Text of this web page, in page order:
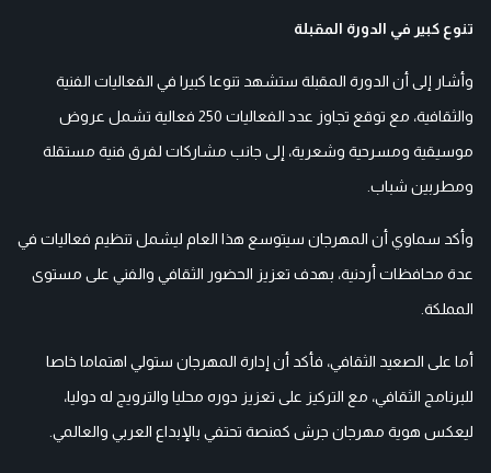
تنوع كبير في الدورة المقبلة
وأشار إلى أن الدورة المقبلة ستشهد تنوعا كبيرا في الفعاليات الفنية
والثقافية، مع توقع تجاوز عدد الفعاليات 250 فعالية تشمل عروض
موسيقية ومسرحية وشعرية، إلى جانب مشاركات لفرق فنية مستقلة
ومطربين شباب.
وأكد سماوي أن المهرجان سيتوسع هذا العام ليشمل تنظيم فعاليات في
عدة محافظات أردنية، بهدف تعزيز الحضور الثقافي والفني على مستوى
المملكة.
أما على الصعيد الثقافي، فأكد أن إدارة المهرجان ستولي اهتماما خاصا
للبرنامج الثقافي، مع التركيز على تعزيز دوره محليا والترويج له دوليا،
ليعكس هوية مهرجان جرش كمنصة تحتفي بالإبداع العربي والعالمي.